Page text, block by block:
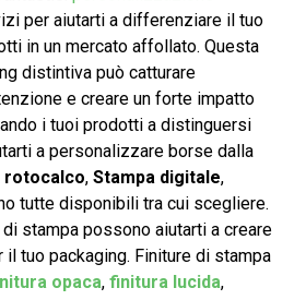
per aiutarti a differenziare il tuo
in un mercato affollato. Questa
distintiva può catturare
e creare un forte impatto
i tuoi prodotti a distinguersi
a personalizzare borse dalla
rotocalco, Stampa digitale,
tutte disponibili tra cui scegliere.
stampa possono aiutarti a creare
tuo packaging. Finiture di stampa
opaca, finitura lucida,